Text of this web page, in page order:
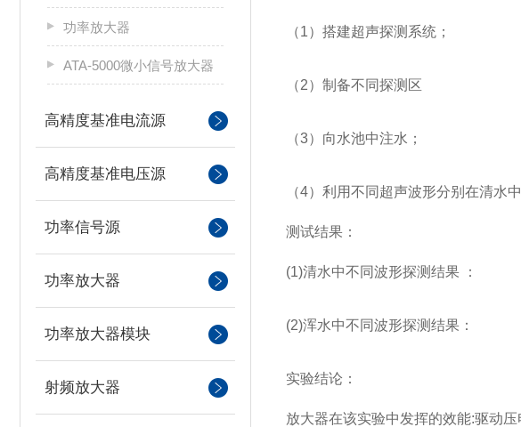
功率放大器
ATA-5000微小信号放大器
高精度基准电流源
高精度基准电压源
功率信号源
功率放大器
功率放大器模块
射频放大器
（1）搭建超声探测系统；
（2）制备不同探测区
（3）向水池中注水；
（4）利用不同超声波形分别在清水
测试结果：
(1)清水中不同波形探测结果 ：
(2)浑水中不同波形探测结果：
实验结论：
放大器在该实验中发挥的效能:驱动